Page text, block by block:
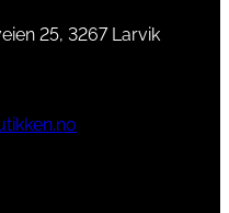
25, 3267 Larvik